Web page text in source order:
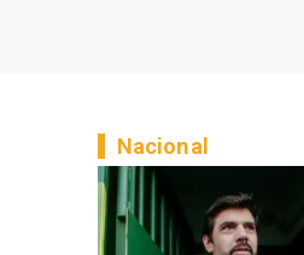
Nacional